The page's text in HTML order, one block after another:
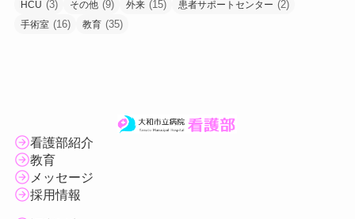
HCU (3) その他 (9) 外来 (15) 患者サポートセンター (2)
手術室 (16) 教育 (35)
看護部紹介
教育
メッセージ
採用情報